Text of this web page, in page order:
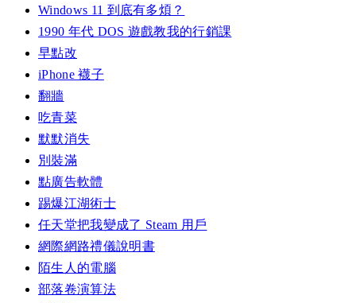
Windows 11 到底有多煩？
1990 年代 DOS 遊戲教我的行銷課
早點改
iPhone 襪子
翻牆
吃青菜
默默消失
別裝滿
點廣告軟體
踢爆江湖術士
任天堂把我變成了 Steam 用戶
網際網路禮儀說明書
陌生人的電腦
部落卷演算法